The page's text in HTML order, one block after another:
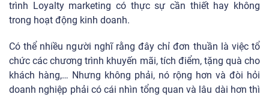
trình Loyalty marketing có thực sự cần thiết hay không
trong hoạt động kinh doanh.
Có thể nhiều người nghĩ rằng đây chỉ đơn thuần là việc tổ
chức các chương trình khuyến mãi, tích điểm, tặng quà cho
khách hàng,… Nhưng không phải, nó rộng hơn và đòi hỏi
doanh nghiệp phải có cái nhìn tổng quan và lâu dài hơn thì